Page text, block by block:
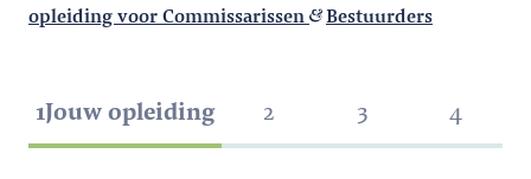
opleiding voor Commissarissen
Bestuurders
1Jouw opleiding 2 3 4